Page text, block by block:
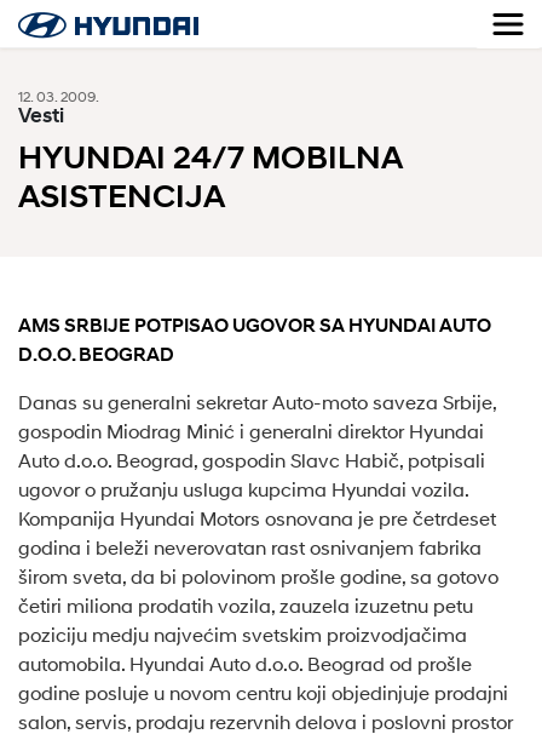
12. 03. 2009.
Vesti
HYUNDAI 24/7 MOBILNA
ASISTENCIJA
AMS SRBIJE POTPISAO UGOVOR SA HYUNDAI AUTO
D.O.O. BEOGRAD
Danas su generalni sekretar Auto-moto saveza Srbije,
gospodin Miodrag Minić i generalni direktor Hyundai
Auto d.o.o. Beograd, gospodin Slavc Habič, potpisali
ugovor o pružanju usluga kupcima Hyundai vozila.
Kompanija Hyundai Motors osnovana je pre četrdeset
godina i beleži neverovatan rast osnivanjem fabrika
širom sveta, da bi polovinom prošle godine, sa gotovo
četiri miliona prodatih vozila, zauzela izuzetnu petu
poziciju medju najvećim svetskim proizvodjačima
automobila. Hyundai Auto d.o.o. Beograd od prošle
godine posluje u novom centru koji objedinjuje prodajni
salon, servis, prodaju rezervnih delova i poslovni prostor